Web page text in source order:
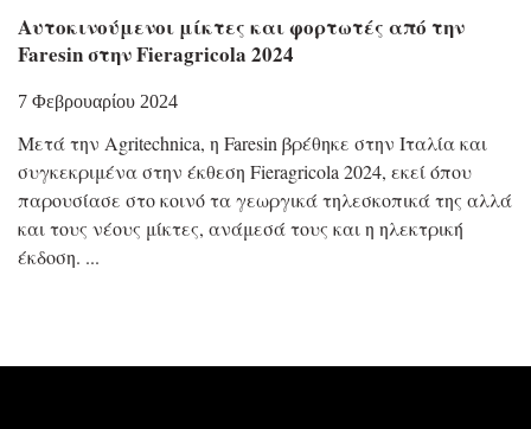
Αυτοκινούμενοι μίκτες και φορτωτές από την
Faresin στην Fieragricola 2024
7 Φεβρουαρίου 2024
Μετά την Agritechnica, η Faresin βρέθηκε στην Ιταλία και
συγκεκριμένα στην έκθεση Fieragricola 2024, εκεί όπου
παρουσίασε στο κοινό τα γεωργικά τηλεσκοπικά της αλλά
και τους νέους μίκτες, ανάμεσά τους και η ηλεκτρική
έκδοση.